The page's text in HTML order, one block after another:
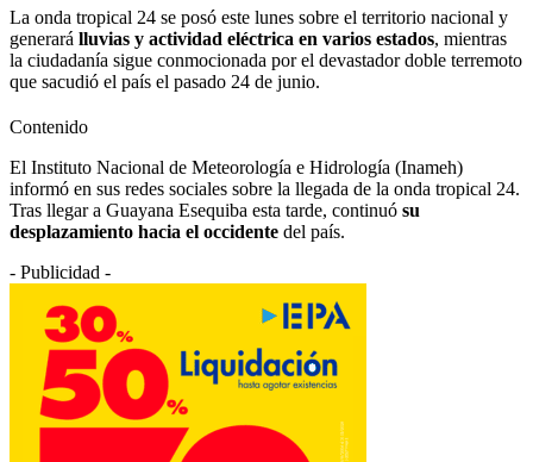
La onda tropical 24 se posó este lunes sobre el territorio nacional y
generará lluvias y actividad eléctrica en varios estados, mientras
la ciudadanía sigue conmocionada por el devastador doble terremoto
que sacudió el país el pasado 24 de junio.
Contenido
El Instituto Nacional de Meteorología e Hidrología (Inameh)
informó en sus redes sociales sobre la llegada de la onda tropical 24.
Tras llegar a Guayana Esequiba esta tarde, continuó su
desplazamiento hacia el occidente del país.
- Publicidad -